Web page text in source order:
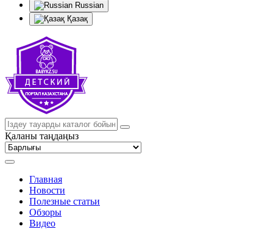
Russian
Қазақ
Қаланы таңдаңыз
Главная
Новости
Полезные статьи
Обзоры
Видео